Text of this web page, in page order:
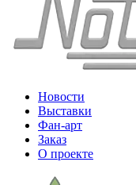
Новости
Выставки
Фан-арт
Заказ
О проекте